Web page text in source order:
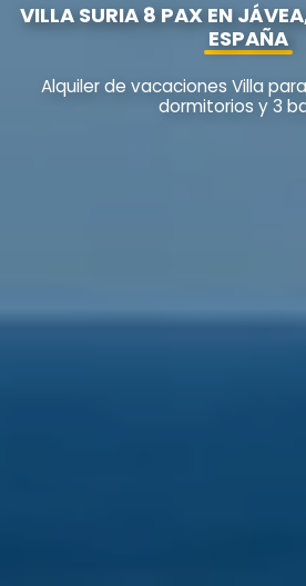
VILLA SURIA 8 PAX EN
ESPAÑA
Alquiler de vacaciones Villa
dormitorios y 3